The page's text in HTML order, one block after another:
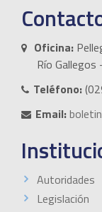
Oficina:
Río Gallegos
Teléfono:
Email:
Autoridades
Legislación